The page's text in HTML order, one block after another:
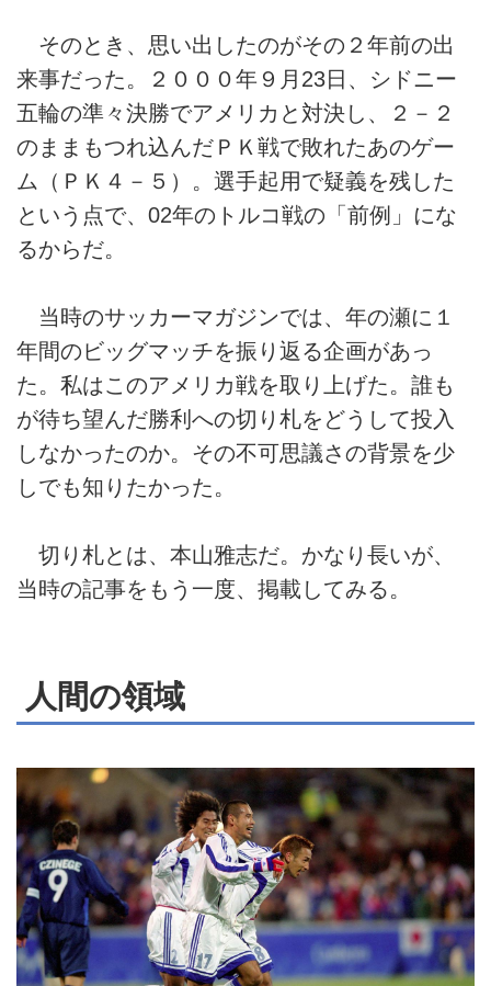
そのとき、思い出したのがその２年前の出
来事だった。２０００年９月23日、シドニー
五輪の準々決勝でアメリカと対決し、２－２
のままもつれ込んだＰＫ戦で敗れたあのゲー
ム（ＰＫ４－５）。選手起用で疑義を残した
という点で、02年のトルコ戦の「前例」にな
るからだ。
当時のサッカーマガジンでは、年の瀬に１
年間のビッグマッチを振り返る企画があっ
た。私はこのアメリカ戦を取り上げた。誰も
が待ち望んだ勝利への切り札をどうして投入
しなかったのか。その不可思議さの背景を少
しでも知りたかった。
切り札とは、本山雅志だ。かなり長いが、
当時の記事をもう一度、掲載してみる。
人間の領域